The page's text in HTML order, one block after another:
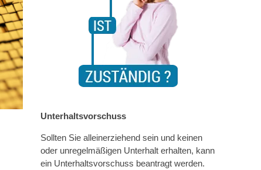
Unterhaltsvorschuss
Sollten Sie alleinerziehend sein und keinen
oder unregelmäßigen Unterhalt erhalten, kann
ein Unterhaltsvorschuss beantragt werden.